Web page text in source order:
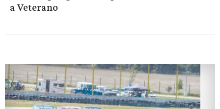
a Veterano